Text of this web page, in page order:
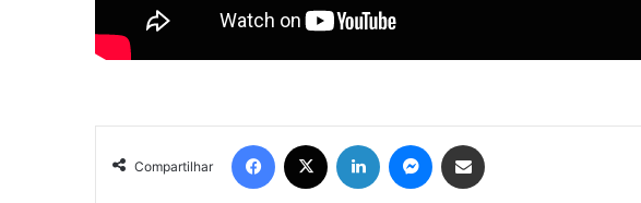
Compartilhar